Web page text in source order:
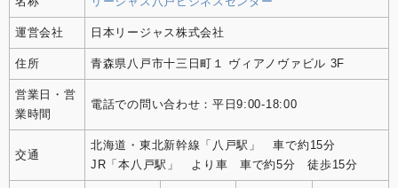
運営会社 日本リージャス株式会社
住所 青森県八戸市十三日町１ ヴィアノヴァビル 3F
営業日・営
業時間
電話での問い合わせ：平日9:00-18:00
交通
北海道・東北新幹線「八戸駅」 車で約15分
JR「本八戸駅」 より車 車で約5分 徒歩15分